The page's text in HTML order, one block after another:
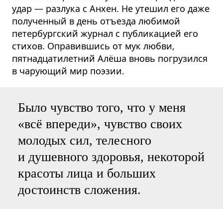
удар — разлука с Анхен. Не утешил его даже
полученный в день отъезда любимой
петербургский журнал с публикацией его
стихов. Оправившись от мук любви,
пятнадца­тилетний Алёша вновь погрузился
в чарующий мир поэзии.
Было чувство того, что у меня
«всё впереди», чувство своих
молодых сил, телесного
и душевного здоровья, некоторой
красоты лица и больших
достоинств сложения.